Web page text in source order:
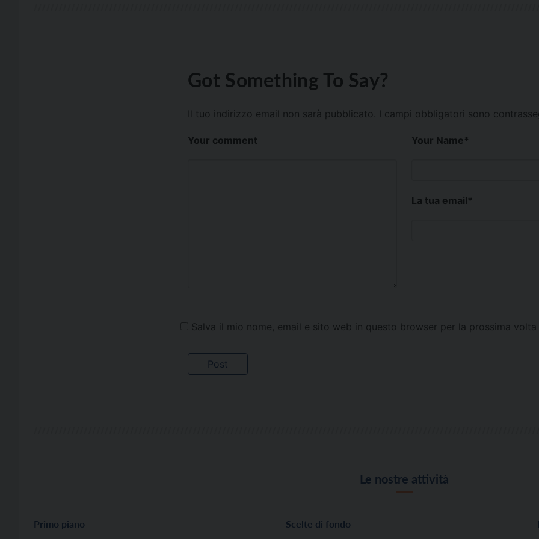
Got Something To Say?
Il tuo indirizzo email non sarà pubblicato. I campi obbligatori sono
Your comment Your Name*
La tua email*
Salva il mio nome, email e sito web in questo browser per la prossima
Le nostre attività
Primo piano Scelte di fondo